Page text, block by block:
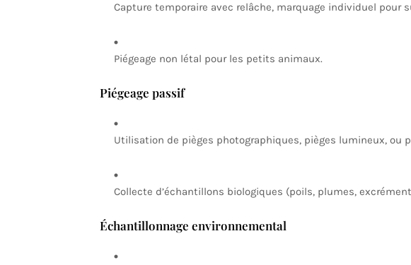
Capture temporaire avec relâche, marquage individuel pour
Piégeage non létal pour les petits animaux.
Piégeage passif
Utilisation de pièges photographiques, pièges lumineux, ou
Collecte d’échantillons biologiques (poils, plumes,
Échantillonnage environnemental